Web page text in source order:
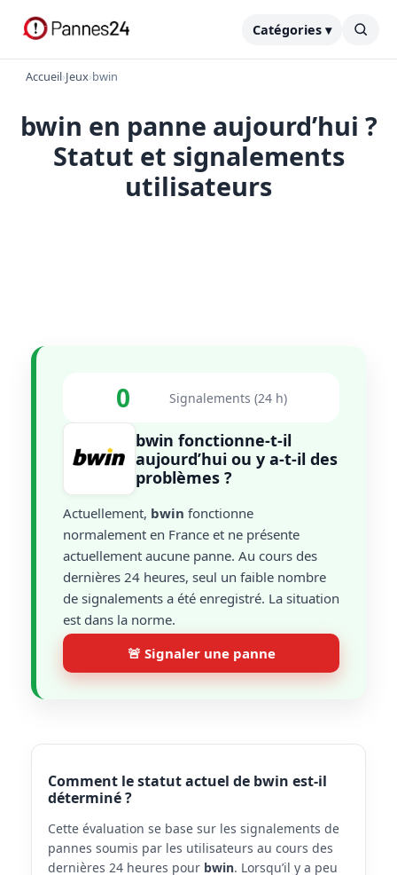
Catégories ▾
Accueil›Jeux›bwin
bwin en panne aujourd’hui ?
Statut et signalements
utilisateurs
0 Signalements (24 h)
bwin fonctionne-t-il
aujourd’hui ou y a-t-il des
problèmes ?
Actuellement, bwin fonctionne
normalement en France et ne présente
actuellement aucune panne. Au cours des
dernières 24 heures, seul un faible nombre
de signalements a été enregistré. La situation
est dans la norme.
🚨 Signaler une panne
Comment le statut actuel de bwin est-il
déterminé ?
Cette évaluation se base sur les signalements de
pannes soumis par les utilisateurs au cours des
dernières 24 heures pour bwin. Lorsqu’il y a peu